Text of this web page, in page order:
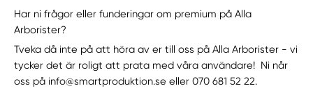
Har ni frågor eller funderingar om premium på Alla
Arborister?
Tveka då inte på att höra av er till oss på Alla Arborister - vi
tycker det är roligt att prata med våra användare! Ni når
oss på info@smartproduktion.se eller 070 681 52 22.